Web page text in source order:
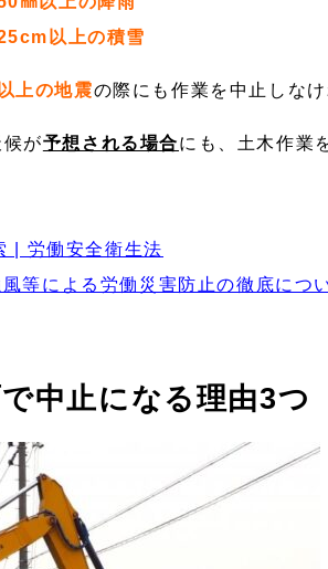
以上の積雪
上の地震の際にも作業を中止しなけ
が予想される場合にも、土木作業
| 労働安全衛生法
等による労働災害防止の徹底につ
中止になる理由3つ